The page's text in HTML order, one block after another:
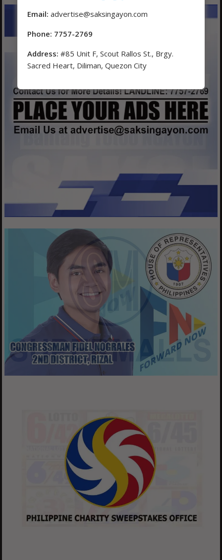
Email: advertise@saksingayon.com
Phone: 7757-2769
Address: #85 Unit F, Scout Rallos St., Brgy.
Sacred Heart, Diliman, Quezon City